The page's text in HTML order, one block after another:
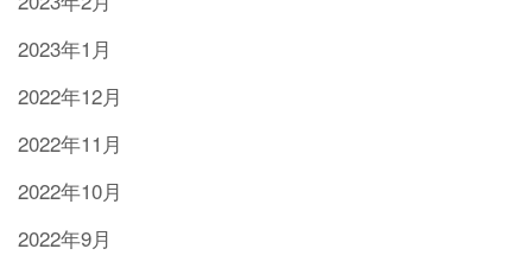
2023年1月
2022年12月
2022年11月
2022年10月
2022年9月